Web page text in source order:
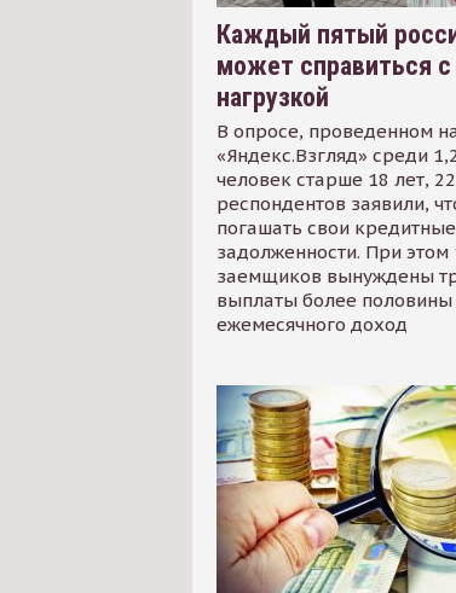
Каждый пятый
может справиться с
нагрузкой
В опросе, проведенном
«Яндекс.Взгляд» среди
человек старше 18 лет,
респондентов заявили,
погашать свои кредитные
задолженности. При этом
заемщиков вынуждены
выплаты более половины
ежемесячного доход